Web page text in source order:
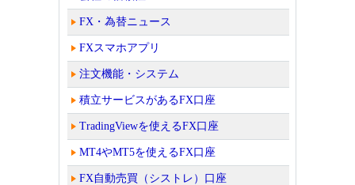
FX・為替ニュース
FXスマホアプリ
注文機能・システム
積立サービスがあるFX口座
TradingViewを使えるFX口座
MT4やMT5を使えるFX口座
FX自動売買（シストレ）口座